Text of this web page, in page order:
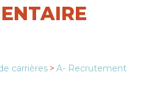
carrières > A- Recrutement